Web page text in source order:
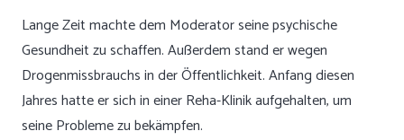
Lange Zeit machte dem Moderator seine psychische
Gesundheit zu schaffen. Außerdem stand er wegen
Drogenmissbrauchs in der Öffentlichkeit. Anfang diesen
Jahres hatte er sich in einer Reha-Klinik aufgehalten, um
seine Probleme zu bekämpfen.